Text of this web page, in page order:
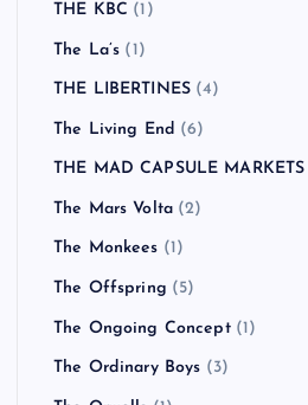
THE KBC (1)
The La’s (1)
THE LIBERTINES (4)
The Living End (6)
THE MAD CAPSULE MARKETS
The Mars Volta (2)
The Monkees (1)
The Offspring (5)
The Ongoing Concept(1)
The Ordinary Boys (3)